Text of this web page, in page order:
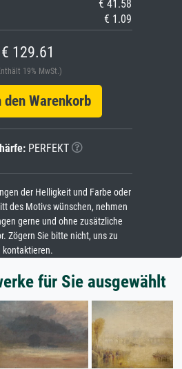
€ 41.58
€ 1.09
€ 129.61
19% MwSt.)
Warenkorb
PERFEKT
der Helligkeit und Farbe oder
des Motivs wünschen, nehmen
gerne und ohne zusätzliche
Zögern Sie bitte nicht, uns zu
kontaktieren.
für Sie ausgewählt